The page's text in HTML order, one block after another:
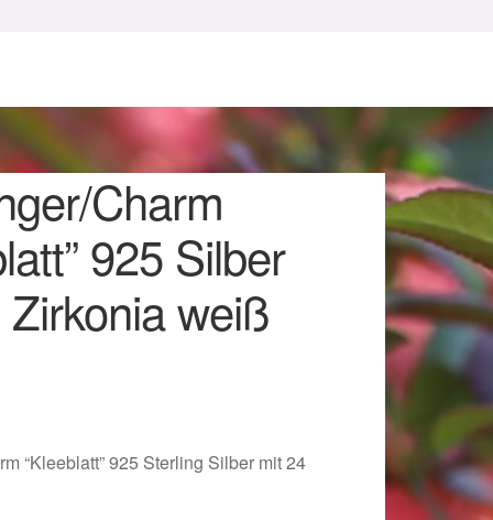
Charm
925 Silber
weiß
“Kleeblatt” 925 Sterling Silber mit 24